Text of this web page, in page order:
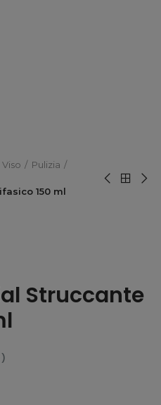
Viso
Pulizia
150 ml
Struccante